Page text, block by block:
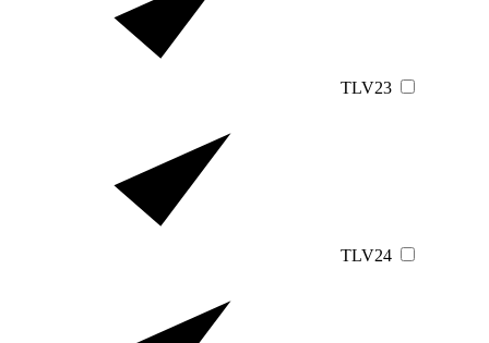
TLV23
TLV24